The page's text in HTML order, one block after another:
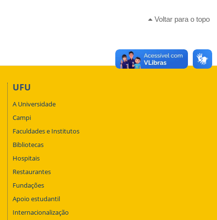
Voltar para o topo
UFU
A Universidade
Campi
Faculdades e Institutos
Bibliotecas
Hospitais
Restaurantes
Fundações
Apoio estudantil
Internacionalização